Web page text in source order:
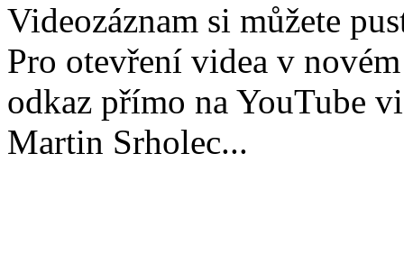
Videozáznam si můžete
Pro otevření videa v
odkaz přímo na YouTube
Martin Srholec...